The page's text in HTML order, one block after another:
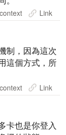
Link
制，因為這次
這個方式，所
Link
卡也是你登入